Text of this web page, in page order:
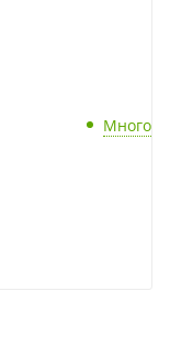
Много